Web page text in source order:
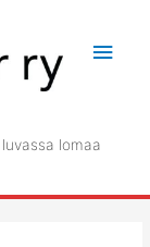
lomaa